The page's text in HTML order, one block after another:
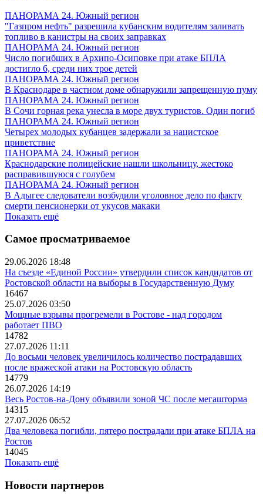
ПАНОРАМА 24. Южный регион
"Газпром нефть" разрешила кубанским водителям заливать
топливо в канистры на своих заправках
ПАНОРАМА 24. Южный регион
Число погибших в Архипо-Осиповке при атаке БПЛА
достигло 6, среди них трое детей
ПАНОРАМА 24. Южный регион
В Краснодаре в частном доме обнаружили запрещенную пуму
ПАНОРАМА 24. Южный регион
В Сочи горная река унесла в море двух туристов. Один погиб
ПАНОРАМА 24. Южный регион
Четырех молодых кубанцев задержали за нацистское
приветствие
ПАНОРАМА 24. Южный регион
Краснодарские полицейские нашли школьницу, жестоко
расправившуюся с голубем
ПАНОРАМА 24. Южный регион
В Адыгее следователи возбудили уголовное дело по факту
смерти пенсионерки от укусов макаки
Показать ещё
Самое просматриваемое
29.06.2026 18:48
На съезде «Единой России» утвердили список кандидатов от
Ростовской области на выборы в Государственную Думу
16467
25.07.2026 03:50
Мощные взрывы прогремели в Ростове - над городом
работает ПВО
14782
27.07.2026 11:11
До восьми человек увеличилось количество пострадавших
после вражеской атаки на Ростовскую область
14779
26.07.2026 14:19
Весь Ростов-на-Дону объявили зоной ЧС после мегашторма
14315
27.07.2026 06:52
Два человека погибли, пятеро пострадали при атаке БПЛА на
Ростов
14045
Показать ещё
Новости партнеров